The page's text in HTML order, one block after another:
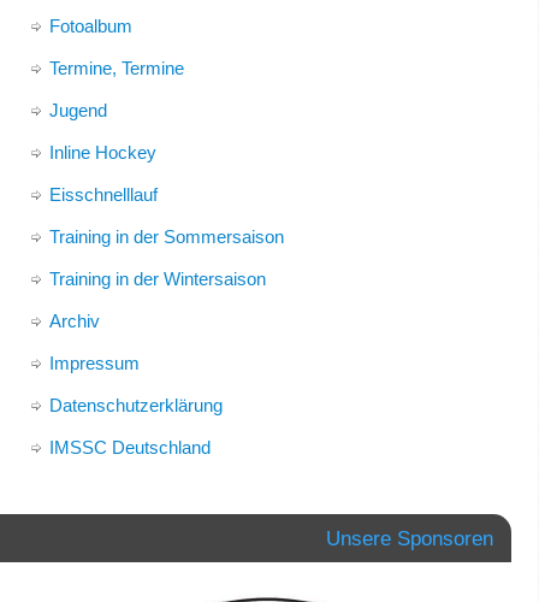
Fotoalbum
Termine, Termine
Jugend
Inline Hockey
Eisschnelllauf
Training in der Sommersaison
Training in der Wintersaison
Archiv
Impressum
Datenschutzerklärung
IMSSC Deutschland
Unsere Sponsoren